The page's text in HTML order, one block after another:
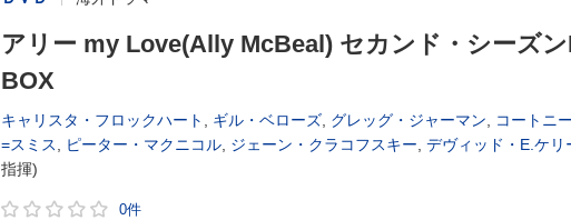
アリー my Love(Ally McBeal) セカンド・シーズ
BOX
キャリスタ・フロックハート ギル・ベローズ, グレッグ・ジャーマン
コートニ
=スミス
ピーター・マクニコル, ジェーン・クラコフスキー デヴィッド・E.ケリ
指揮)
0件